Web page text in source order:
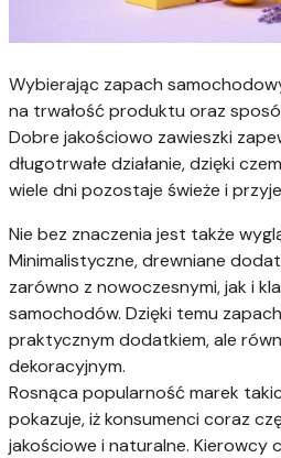
Wybierając zapach
na trwałość produktu oraz
Dobre jakościowo zawieszki
długotrwałe działanie, dzięki
wiele dni pozostaje świeże i
Nie bez znaczenia jest także
Minimalistyczne, drewniane
zarówno z nowoczesnymi, jak i
samochodów. Dzięki temu
praktycznym dodatkiem, ale
dekoracyjnym.
Rosnąca popularność marek
pokazuje, iż konsumenci coraz
jakościowe i naturalne. Kierowcy